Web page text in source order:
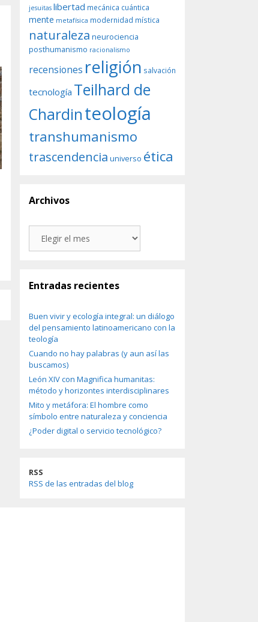
jesuitas libertad mecánica cuántica
mente metafísica modernidad mística
naturaleza neurociencia
posthumanismo racionalismo
recensiones religión salvación
tecnología Teilhard de
Chardinteología
transhumanismo
trascendencia universo ética
Archivos
Entradas recientes
Buen vivir y ecología integral: un diálogo
del pensamiento latinoamericano con la
teología
Cuando no hay palabras (y aun así las
buscamos)
León XIV con Magnifica humanitas:
método y horizontes interdisciplinares
Mito y metáfora: El hombre como
símbolo entre naturaleza y conciencia
¿Poder digital o servicio tecnológico?
RSS
RSS de las entradas del blog